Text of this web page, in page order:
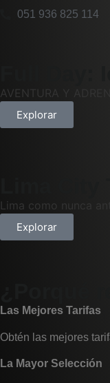
051 936 825 114
Full Day:
AVENTURA Y
Explorar
Lima como nunca
Explorar
¿Porqué
Las Mejores Tarifas
Obtén las mejores
La Mayor Selección